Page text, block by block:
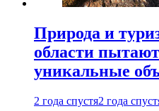
Природа и
области
уникальные
2 года спустя2 года